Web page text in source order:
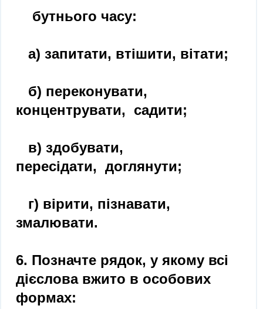
бутнього часу:
а) запитати, втішити, вітати;
б) переконувати,
концентрувати, садити;
в) здобувати,
пересідати, доглянути;
г) вірити, пізнавати,
змалювати.
6. Позначте рядок, у якому всі
дієслова вжито в особових
формах: